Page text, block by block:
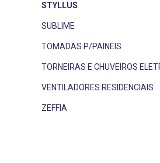
STYLLUS
SUBLIME
TOMADAS P/PAINEIS
TORNEIRAS E CHUVEIROS
VENTILADORES RESIDENCIAIS
ZEFFIA